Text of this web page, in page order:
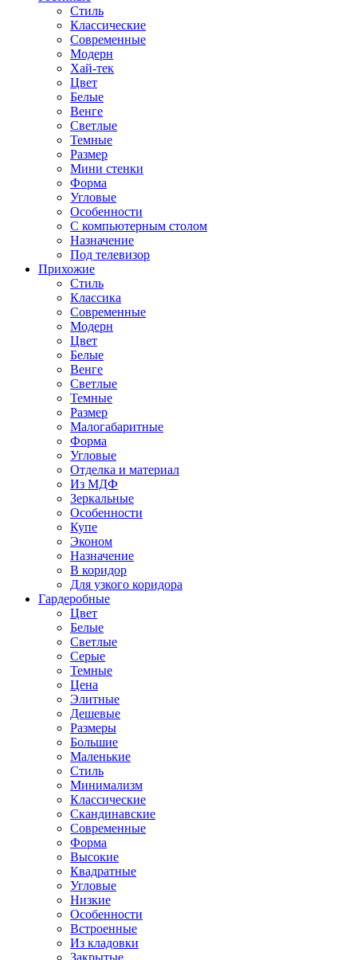
Стиль
Классические
Современные
Модерн
Хай-тек
Цвет
Белые
Венге
Светлые
Темные
Размер
Мини стенки
Форма
Угловые
Особенности
С компьютерным столом
Назначение
Под телевизор
Прихожие
Стиль
Классика
Современные
Модерн
Цвет
Белые
Венге
Светлые
Темные
Размер
Малогабаритные
Форма
Угловые
Отделка и материал
Из МДФ
Зеркальные
Особенности
Купе
Эконом
Назначение
В коридор
Для узкого коридора
Гардеробные
Цвет
Белые
Светлые
Серые
Темные
Цена
Элитные
Дешевые
Размеры
Большие
Маленькие
Стиль
Минимализм
Классические
Скандинавские
Современные
Форма
Высокие
Квадратные
Угловые
Низкие
Особенности
Встроенные
Из кладовки
Закрытые